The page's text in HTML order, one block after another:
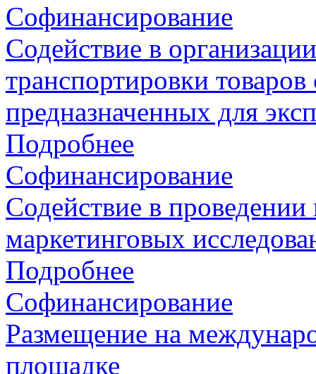
Софинансирование
Содействие в
транспортировки
предназначенных для
Подробнее
Софинансирование
Содействие в
маркетинговых
Подробнее
Софинансирование
Размещение на
площадке